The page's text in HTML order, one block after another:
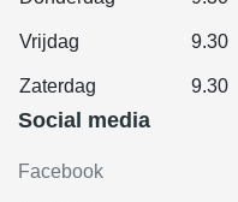
Vrijdag 9.30
Zaterdag 9.30
Social media
Facebook